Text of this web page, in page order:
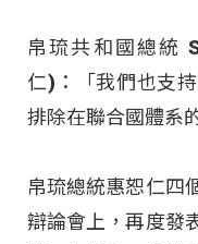
帛琉共和國總統
仁)：「我們也支
排除在聯合國體系
帛琉總統惠恕仁四
辯論會上，再度發